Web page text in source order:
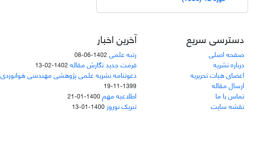
دسترسی سریع
صفحه اصلی
درباره نشریه
اعضای هیات تحریریه
ارسال مقاله
تماس با ما
نقشه سایت
آخرین اخبار
رتبه علمی 1402-06-08
فرمت جدید نگارش مقاله 1402-02-13
دعوتنامه نشریه علمی پژوهشی مهندسی هوانوردی
1399-11-19
اطلاعیه مهم1400-01-21
تبریک نوروز 1400-01-13